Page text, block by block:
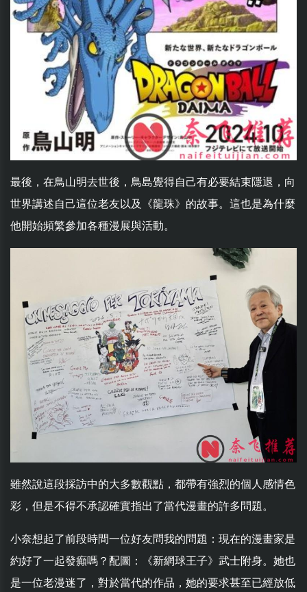
最後，在鳥山明去世後，鳥島覺得自己有必要結束隱退，向
世界講述自己這位老友以及《龍珠》的故事。這也是為什麼
他開始頻繁參加各種漫展與活動。
雖然說這段採訪中的大多數觀點，都帶有強烈的個人感情色
彩，但是不得不承認確實指出了當代漫畫的許多問題。
小奈想起了前段時間一位好友問我的問題：現在的漫畫家是
約好了一起發癲嗎？配圖：《新網球王子》武士附身。她也
是一位老漫迷了，對於當代的作品，她的要求甚至已經放低